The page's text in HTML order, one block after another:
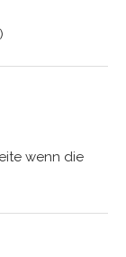
wenn die